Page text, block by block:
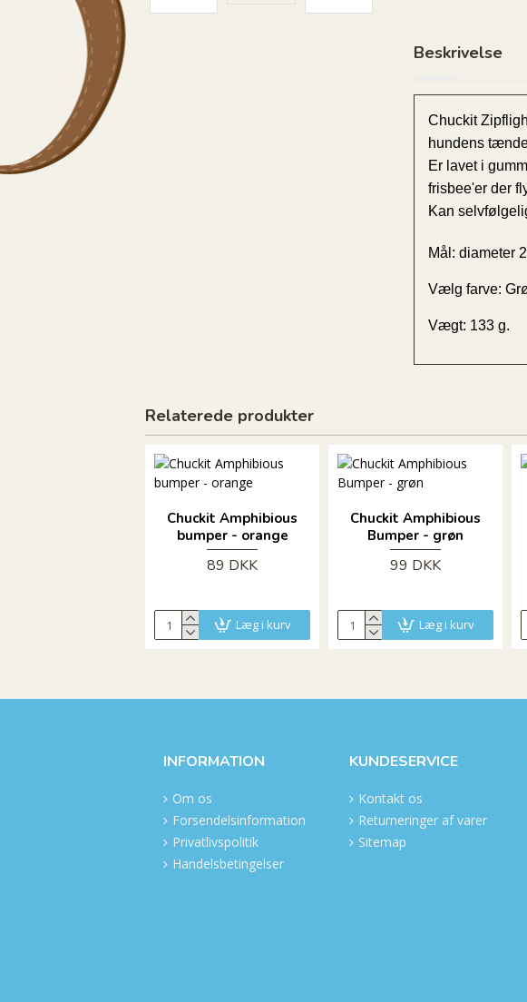
Beskrivelse
Chuckit
hundens
Er lavet i
frisbee'er der
Kan
Mål: diameter
Vælg farve:
Vægt: 133 g.
Relaterede produkter
Chuckit Amphibious
bumper - orange
89 DKK
Læg i kurv
Chuckit Amphibious
Bumper - grøn
99 DKK
Læg i kurv
INFORMATION
Om os
Forsendelsinformation
Privatlivspolitik
Handelsbetingelser
KUNDESERVICE
Kontakt os
Returneringer af varer
Sitemap